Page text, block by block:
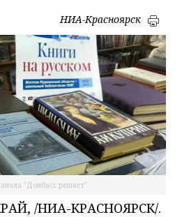
НИА-Красноярск
"Донбасс решает"
/НИА-КРАСНОЯРСК/.